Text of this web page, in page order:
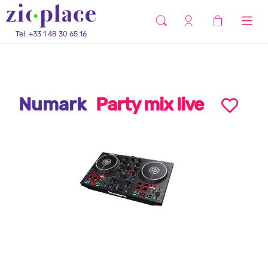
Tel: +33 1 48 30 65 16
Numark Party mix live